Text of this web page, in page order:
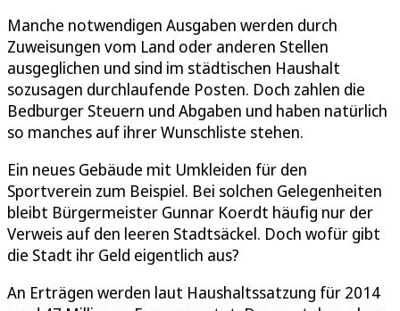
Manche notwendigen Ausgaben werden durch
Zuweisungen vom Land oder anderen Stellen
ausgeglichen und sind im städtischen Haushalt
sozusagen durchlaufende Posten. Doch zahlen die
Bedburger Steuern und Abgaben und haben natürlich
so manches auf ihrer Wunschliste stehen.
Ein neues Gebäude mit Umkleiden für den
Sportverein zum Beispiel. Bei solchen Gelegenheiten
bleibt Bürgermeister Gunnar Koerdt häufig nur der
Verweis auf den leeren Stadtsäckel. Doch wofür gibt
die Stadt ihr Geld eigentlich aus?
An Erträgen werden laut Haushaltssatzung für 2014